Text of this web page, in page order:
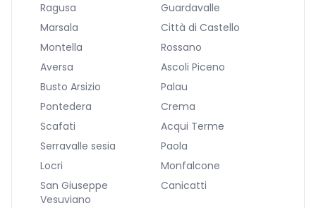
Ragusa
Guardavalle
Marsala
Città di Castello
Montella
Rossano
Aversa
Ascoli Piceno
Busto Arsizio
Palau
Pontedera
Crema
Scafati
Acqui Terme
Serravalle sesia
Paola
Locri
Monfalcone
San Giuseppe
Vesuviano
Canicatti